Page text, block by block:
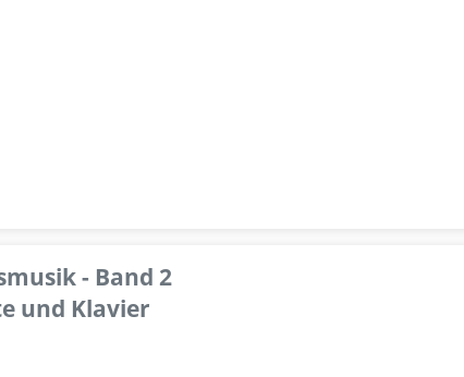
- Band 2
und Klavier